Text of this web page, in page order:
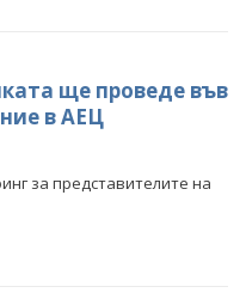
ще проведе във
в АЕЦ
за представителите на